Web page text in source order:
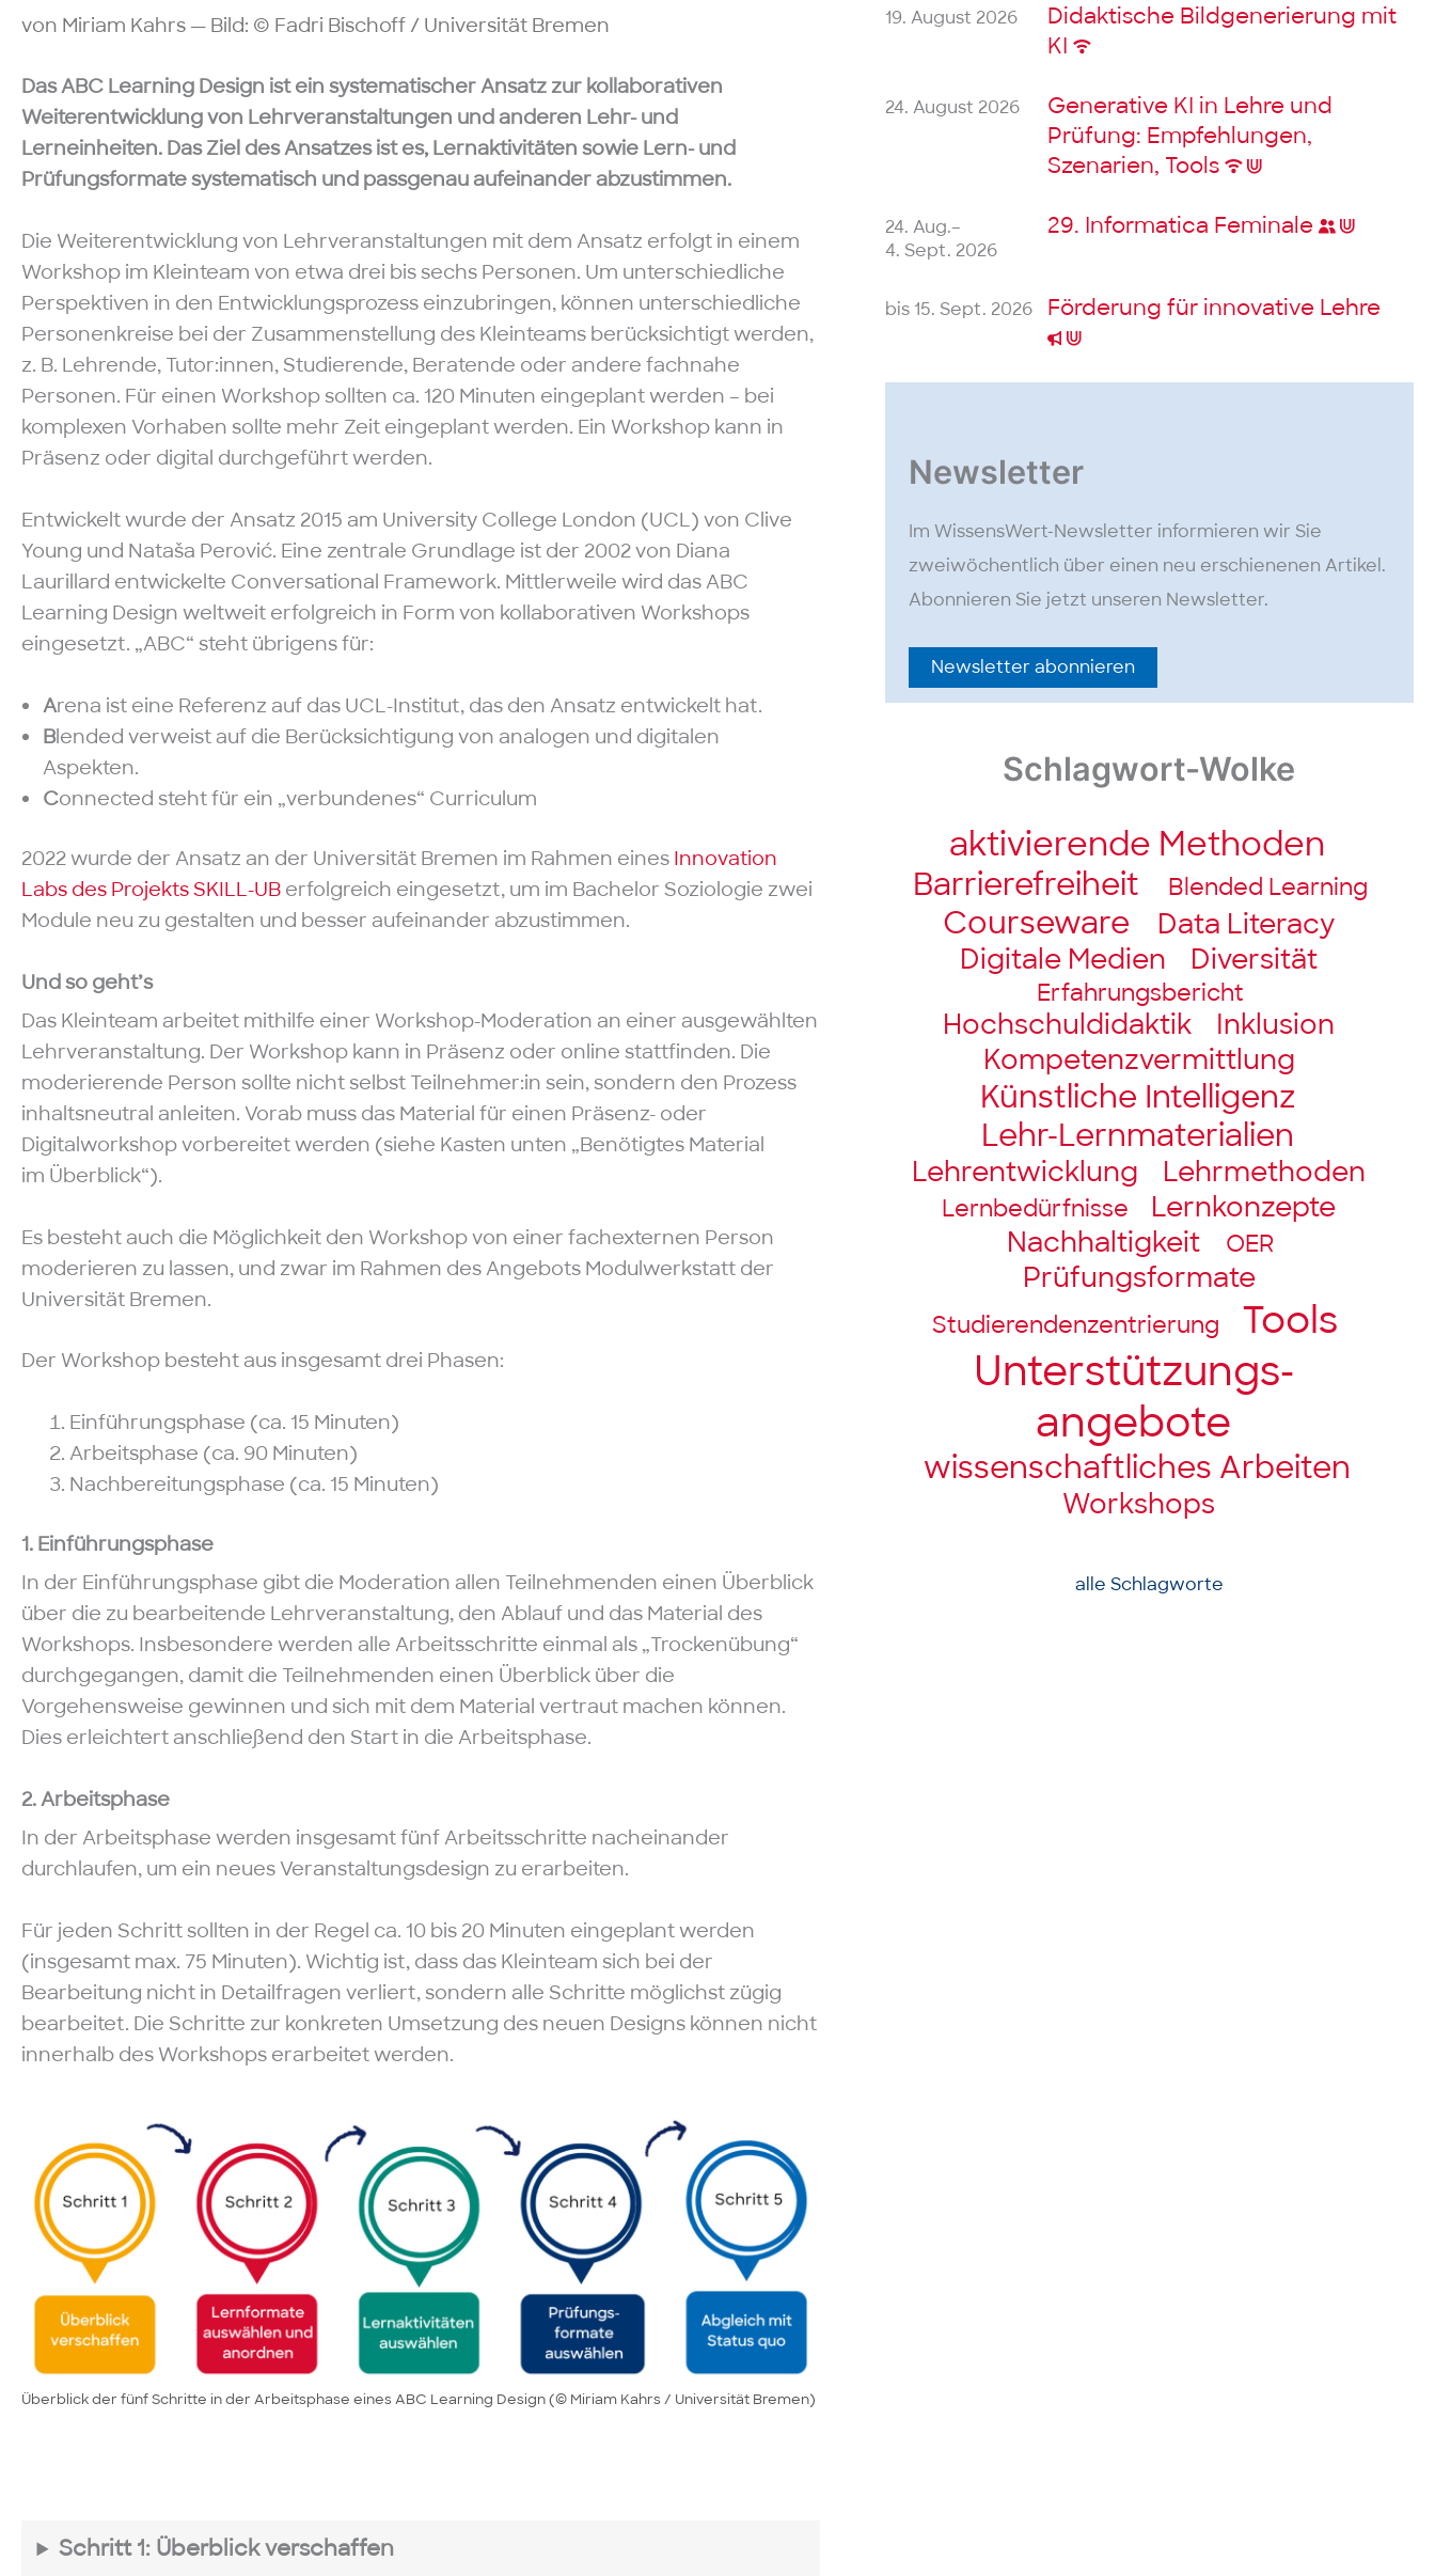
von Miriam Kahrs — Bild: © Fadri Bischoff / Universität Bremen
Das ABC Learning Design ist ein systematischer Ansatz zur kollaborativen
Weiterentwicklung von Lehrveranstaltungen und anderen Lehr- und
Lerneinheiten. Das Ziel des Ansatzes ist es, Lernaktivitäten sowie Lern- und
Prüfungsformate systematisch und passgenau aufeinander abzustimmen.
Die Weiterentwicklung von Lehrveranstaltungen mit dem Ansatz erfolgt in einem
Workshop im Kleinteam von etwa drei bis sechs Personen. Um unterschiedliche
Perspektiven in den Entwicklungsprozess einzubringen, können unterschiedliche
Personenkreise bei der Zusammenstellung des Kleinteams berücksichtigt werden,
z. B. Lehrende, Tutor:innen, Studierende, Beratende oder andere fachnahe
Personen. Für einen Workshop sollten ca. 120 Minuten eingeplant werden – bei
komplexen Vorhaben sollte mehr Zeit eingeplant werden. Ein Workshop kann in
Präsenz oder digital durchgeführt werden.
Entwickelt wurde der Ansatz 2015 am University College London (UCL) von Clive
Young und Nataša Perović. Eine zentrale Grundlage ist der 2002 von Diana
Laurillard entwickelte Conversational Framework. Mittlerweile wird das ABC
Learning Design weltweit erfolgreich in Form von kollaborativen Workshops
eingesetzt. „ABC“ steht übrigens für:
Arena ist eine Referenz auf das UCL-Institut, das den Ansatz entwickelt hat.
Blended verweist auf die Berücksichtigung von analogen und digitalen
Aspekten.
Connected steht für ein „verbundenes“ Curriculum
2022 wurde der Ansatz an der Universität Bremen im Rahmen eines Innovation
Labs des Projekts SKILL-UB erfolgreich eingesetzt, um im Bachelor Soziologie zwei
Module neu zu gestalten und besser aufeinander abzustimmen.
Und so geht’s
Das Kleinteam arbeitet mithilfe einer Workshop-Moderation an einer ausgewählten
Lehrveranstaltung. Der Workshop kann in Präsenz oder online stattfinden. Die
moderierende Person sollte nicht selbst Teilnehmer:in sein, sondern den Prozess
inhaltsneutral anleiten. Vorab muss das Material für einen Präsenz- oder
Digitalworkshop vorbereitet werden (siehe Kasten unten „Benötigtes Material
im Überblick“).
Es besteht auch die Möglichkeit den Workshop von einer fachexternen Person
moderieren zu lassen, und zwar im Rahmen des Angebots Modulwerkstatt der
Universität Bremen.
Der Workshop besteht aus insgesamt drei Phasen:
Einführungsphase (ca. 15 Minuten)
Arbeitsphase (ca. 90 Minuten)
Nachbereitungsphase (ca. 15 Minuten)
1. Einführungsphase
In der Einführungsphase gibt die Moderation allen Teilnehmenden einen Überblick
über die zu bearbeitende Lehrveranstaltung, den Ablauf und das Material des
Workshops. Insbesondere werden alle Arbeitsschritte einmal als „Trockenübung“
durchgegangen, damit die Teilnehmenden einen Überblick über die
Vorgehensweise gewinnen und sich mit dem Material vertraut machen können.
Dies erleichtert anschließend den Start in die Arbeitsphase.
2. Arbeitsphase
In der Arbeitsphase werden insgesamt fünf Arbeitsschritte nacheinander
durchlaufen, um ein neues Veranstaltungsdesign zu erarbeiten.
Für jeden Schritt sollten in der Regel ca. 10 bis 20 Minuten eingeplant werden
(insgesamt max. 75 Minuten). Wichtig ist, dass das Kleinteam sich bei der
Bearbeitung nicht in Detailfragen verliert, sondern alle Schritte möglichst zügig
bearbeitet. Die Schritte zur konkreten Umsetzung des neuen Designs können nicht
innerhalb des Workshops erarbeitet werden.
Überblick der fünf Schritte in der Arbeitsphase eines ABC Learning Design (© Miriam Kahrs / Universität Bremen)
Schritt 1: Überblick verschaffen
19. August 2026
Didaktische Bildgenerierung mit
KI
24. August 2026
Generative KI in Lehre und
Prüfung: Empfehlungen,
Szenarien, Tools
24. Aug.–
4. Sept. 2026
29. Informatica Feminale
bis 15. Sept. 2026 Förderung für innovative Lehre
Newsletter
Im WissensWert-Newsletter informieren wir Sie
zweiwöchentlich über einen neu erschienenen Artikel.
Abonnieren Sie jetzt unseren Newsletter.
Newsletter abonnieren
Schlagwort-Wolke
aktivierende Methoden
Barriere­freiheit Blended Learning
Courseware
Data Literacy
Digitale Medien
Diversität
Erfahrungsbericht
Hochschul­didaktik
Inklusion
Kompetenz­vermittlung
Künstliche Intelligenz
Lehr-Lernmaterialien
Lehrentwicklung Lehrmethoden
Lernbedürfnisse
Lernkonzepte
Nachhaltigkeit
OER
Prüfungsformate
Studierendenzentrierung Tools
Unter­stützungs­­
angebote
wissenschaft­liches Arbeiten
Workshops
alle Schlagworte